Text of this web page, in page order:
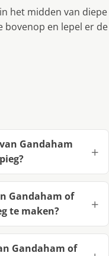
het midden van diepe
bovenop en lepel er de
Gandaham
Gandaham of
te maken?
Gandaham of